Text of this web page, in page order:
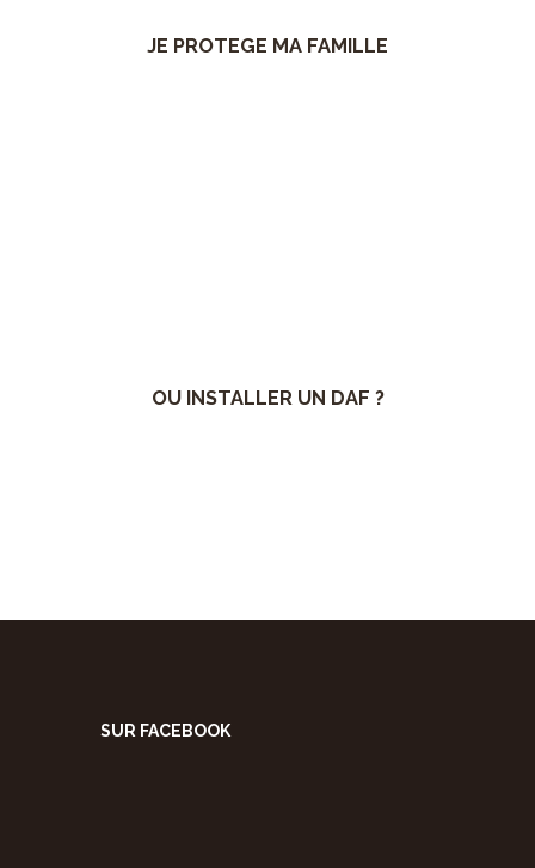
JE PROTEGE MA FAMILLE
OU INSTALLER UN DAF ?
SUR FACEBOOK